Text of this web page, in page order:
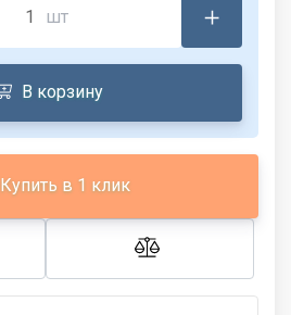
шт
В корзину
Купить в 1 клик